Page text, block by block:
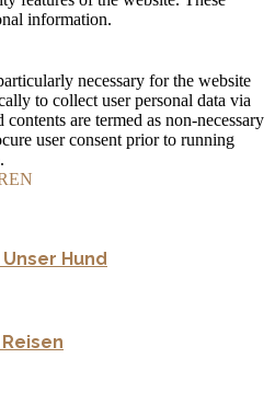
information.
necessary for the website
to collect user personal data via
are termed as non-necessary
user consent prior to running
Hund